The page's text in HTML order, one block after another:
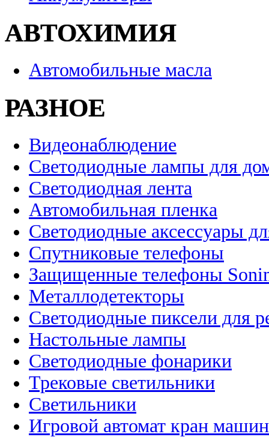
АВТОХИМИЯ
Автомобильные масла
РАЗНОЕ
Видеонаблюдение
Светодиодные лампы для
Светодиодная лента
Автомобильная пленка
Светодиодные аксессуары
Спутниковые телефоны
Защищенные телефоны
Металлодетекторы
Светодиодные пиксели для
Настольные лампы
Светодиодные фонарики
Трековые светильники
Светильники
Игровой автомат кран